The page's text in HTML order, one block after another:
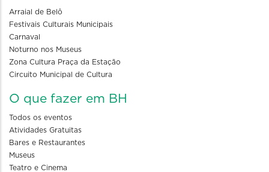
Arraial de Belô
Festivais Culturais Municipais
Carnaval
Noturno nos Museus
Zona Cultura Praça da Estação
Circuito Municipal de Cultura
O que fazer em BH
Todos os eventos
Atividades Gratuitas
Bares e Restaurantes
Museus
Teatro e Cinema